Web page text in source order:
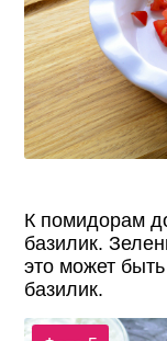
К помидорам
базилик.
это может
базилик.